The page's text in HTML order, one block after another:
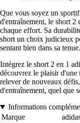
Que vous soyez un
d'entraînement, le short 2
chaque effort. Sa
short un choix judicieux
sentant bien dans sa tenue.
Intégrez le short 2 en 1
découvrez le plaisir d'une
relever de nouveaux
d'entraînement, quel que
Informations
Marque